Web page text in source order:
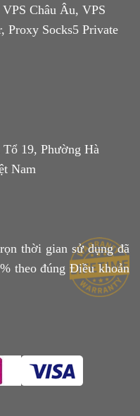
Châu Âu, VPS
Proxy Socks5 Private
19, Phường Hà
Nam
thời gian sử dụng đã
theo đúngĐiều khoản